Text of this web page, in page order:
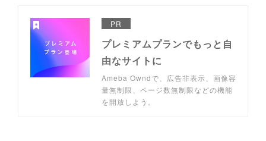
PR
プレミアムプランでもっと自
由なサイトに
Ameba Owndで、広告非表示、画像容
量無制限、ページ数無制限などの機能
を開放しよう。